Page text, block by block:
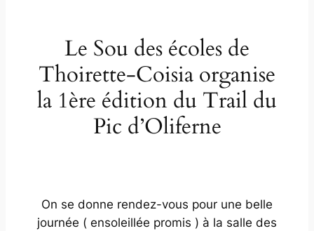
Le Sou des écoles de
Thoirette-Coisia organise
la 1ère édition du Trail du
Pic d’Oliferne
On se donne rendez-vous pour une belle
journée ( ensoleillée promis ) à la salle des